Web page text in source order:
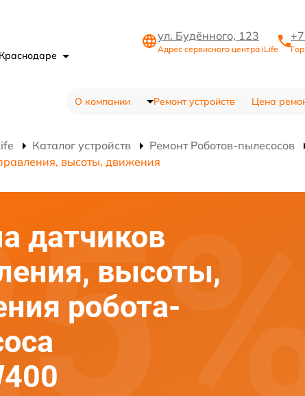
ул. Будённого, 123
Адрес сервисного центра iLife
О компании Ремонт устройств Цена
Каталог устройств Ремонт Роботов-пылесосов
высоты, движения
датчиков
высоты,
робота-